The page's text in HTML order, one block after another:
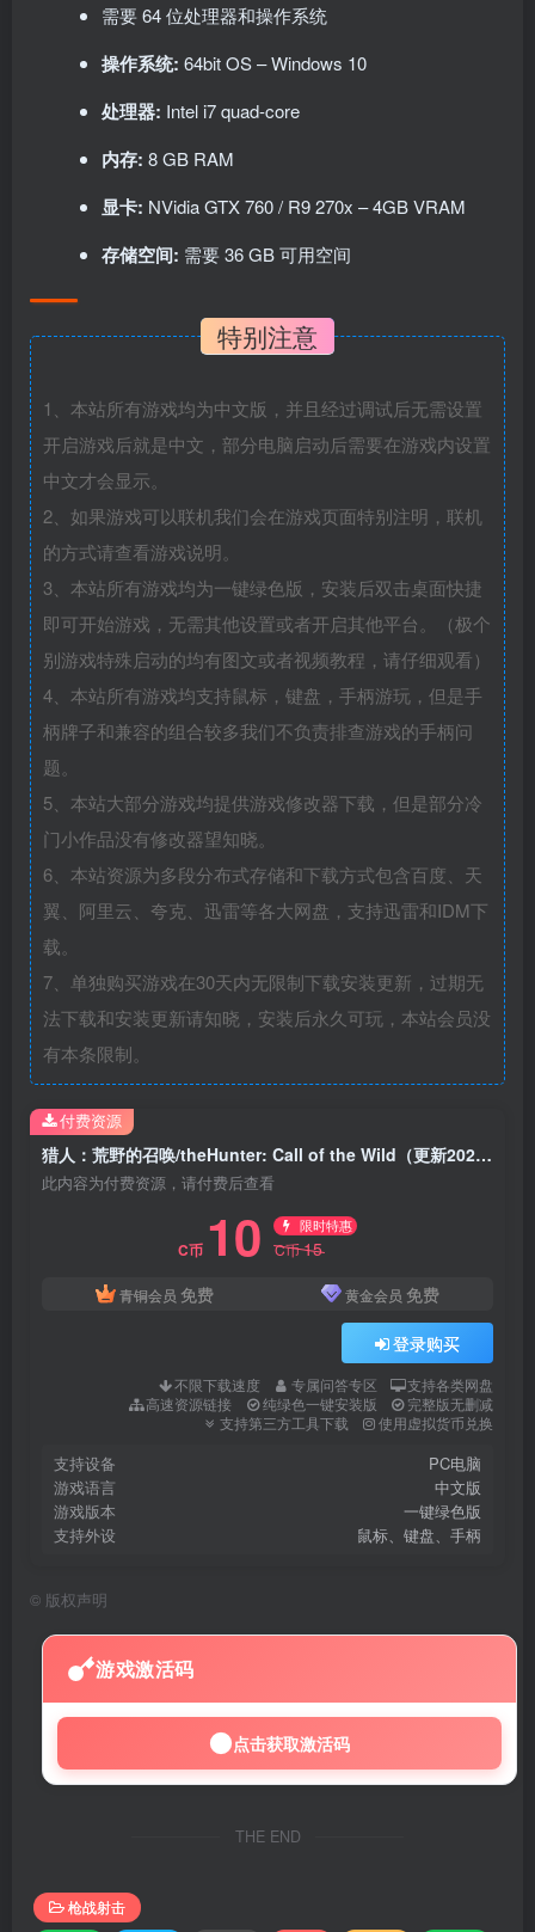
需要 64 位处理器和操作系统
操作系统: 64bit OS – Windows 10
处理器: Intel i7 quad-core
内存: 8 GB RAM
显卡: NVidia GTX 760 / R9 270x – 4GB VRAM
存储空间: 需要 36 GB 可用空间
特别注意
1、本站所有游戏均为中文版，并且经过调试后无需设置
开启游戏后就是中文，部分电脑启动后需要在游戏内设置
中文才会显示。
2、如果游戏可以联机我们会在游戏页面特别注明，联机
的方式请查看游戏说明。
3、本站所有游戏均为一键绿色版，安装后双击桌面快捷
即可开始游戏，无需其他设置或者开启其他平台。（极个
别游戏特殊启动的均有图文或者视频教程，请仔细观看）
4、本站所有游戏均支持鼠标，键盘，手柄游玩，但是手
柄牌子和兼容的组合较多我们不负责排查游戏的手柄问
题。
5、本站大部分游戏均提供游戏修改器下载，但是部分冷
门小作品没有修改器望知晓。
6、本站资源为多段分布式存储和下载方式包含百度、天
翼、阿里云、夸克、迅雷等各大网盘，支持迅雷和IDM下
载。
7、单独购买游戏在30天内无限制下载安装更新，过期无
法下载和安装更新请知晓，安装后永久可玩，本站会员没
有本条限制。
猎人：荒野的召唤/theHunter: Call of the Wild（更新2025年最终收藏版+全DLC）
此内容为付费资源，请付费后查看
C币 10 限时特惠
C币15
青铜会员 免费 黄金会员 免费
登录购买
不限下载速度 专属问答专区
支持各类网盘
高速资源链接
纯绿色一键安装版
完整版无删减
支持第三方工具下载
使用虚拟货币兑换
支持设备
PC电脑
游戏语言
中文版
游戏版本
一键绿色版
支持外设
鼠标、键盘、手柄
付费资源
© 版权声明
游戏激活码
点击获取激活码
THE END
枪战射击